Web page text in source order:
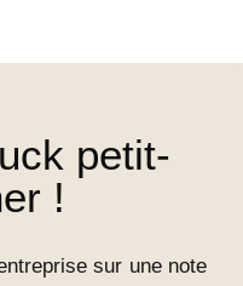
petit-
!
sur une note